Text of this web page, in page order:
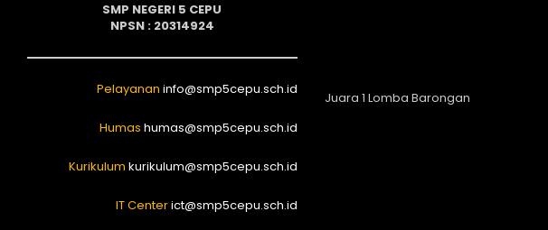
SMP NEGERI 5 CEPU
NPSN : 20314924
Pelayanan info@smp5cepu.sch.id
Humas humas@smp5cepu.sch.id
Kurikulum kurikulum@smp5cepu.sch.id
IT Centerict@smp5cepu.sch.id
Juara 1 Lomba Barongan